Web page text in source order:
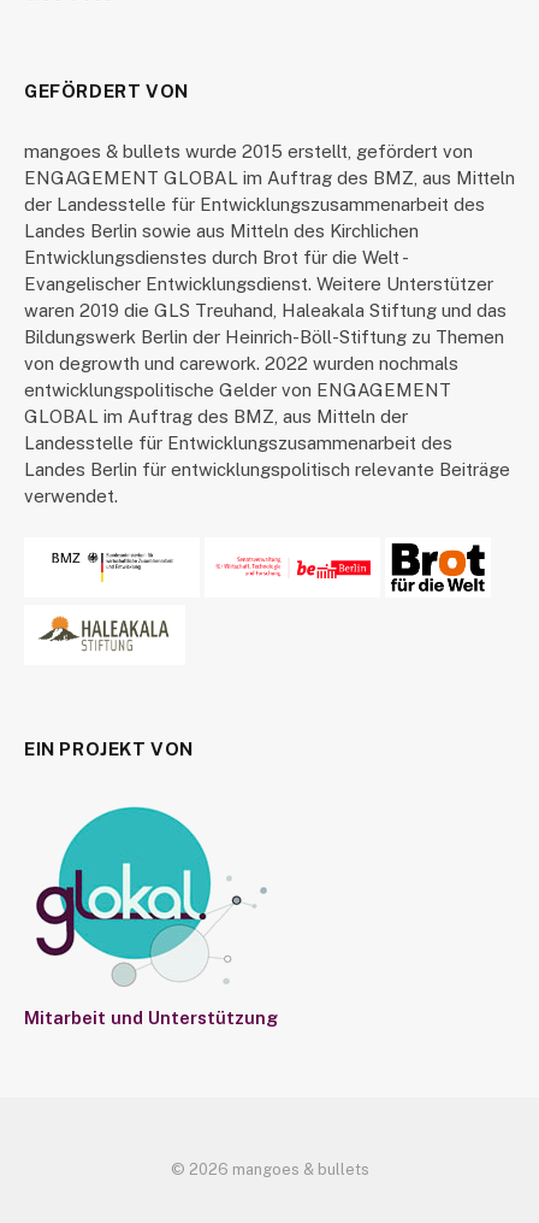
GEFÖRDERT VON
mangoes & bullets wurde 2015 erstellt, gefördert von
ENGAGEMENT GLOBAL im Auftrag des BMZ, aus Mitteln
der Landesstelle für Entwicklungszusammenarbeit des
Landes Berlin sowie aus Mitteln des Kirchlichen
Entwicklungsdienstes durch Brot für die Welt -
Evangelischer Entwicklungsdienst. Weitere Unterstützer
waren 2019 die GLS Treuhand, Haleakala Stiftung und das
Bildungswerk Berlin der Heinrich-Böll-Stiftung zu Themen
von degrowth und carework. 2022 wurden nochmals
entwicklungspolitische Gelder von ENGAGEMENT
GLOBAL im Auftrag des BMZ, aus Mitteln der
Landesstelle für Entwicklungszusammenarbeit des
Landes Berlin für entwicklungspolitisch relevante Beiträge
verwendet.
EIN PROJEKT VON
Mitarbeit und Unterstützung
© 2026 mangoes & bullets